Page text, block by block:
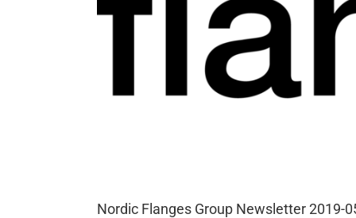
Nordic Flanges Group Newsletter 2019-